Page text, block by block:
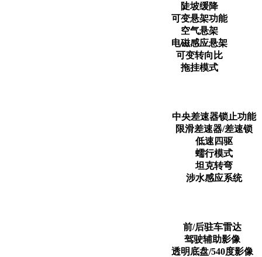
陡坡缓降
可变悬架功能
空气悬架
电磁感应悬架
可变转向比
拖挂模式
中央差速器锁止功能
限滑差速器/差速锁
低速四驱
蠕行模式
坦克转弯
涉水感应系统
前/后驻车雷达
驾驶辅助影像
透明底盘/540度影像